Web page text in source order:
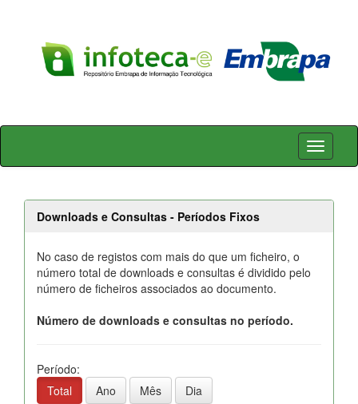
Skip
Downloads e Consultas - Períodos Fixos
No caso de registos com mais do que um ficheiro, o
número total de downloads e consultas é dividido pelo
número de ficheiros associados ao documento.
Número de downloads e consultas no período.
Período:
Total
Ano Mês Dia